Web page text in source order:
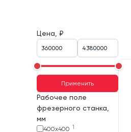
Цена, ₽
Применить
Рабочее поле
фрезерного станка,
мм
400х400 1